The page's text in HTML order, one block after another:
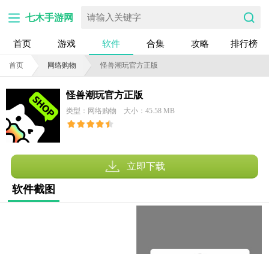
七木手游网
首页 游戏 软件 合集 攻略 排行榜
首页 网络购物 怪兽潮玩官方正版
怪兽潮玩官方正版
类型：网络购物 大小：45.58 MB
立即下载
软件截图